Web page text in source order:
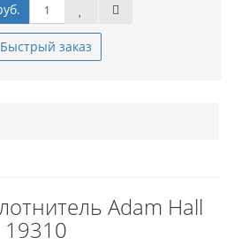
Быстрый заказ
Adam Hall
19310